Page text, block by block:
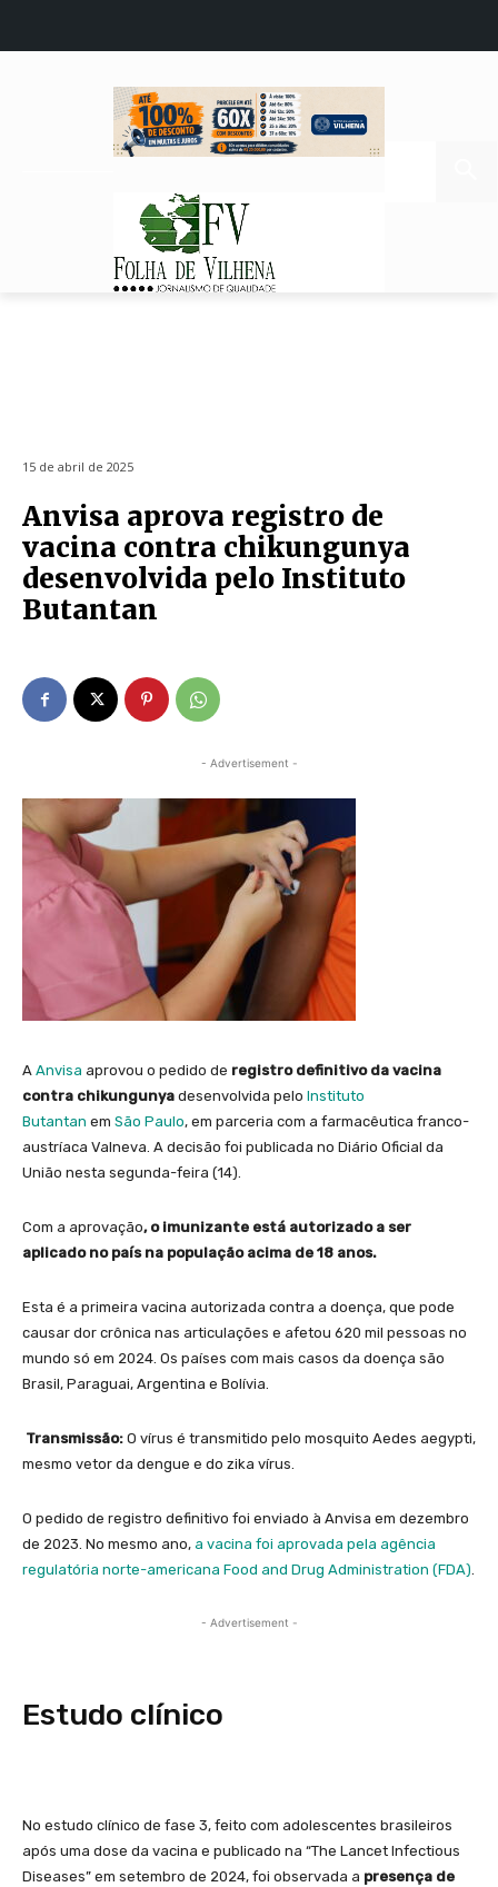
15 de abril de 2025
Anvisa aprova registro de
vacina contra chikungunya
desenvolvida pelo Instituto
Butantan
- Advertisement -
A Anvisa aprovou o pedido de registro definitivo da vacina
contra chikungunya desenvolvida pelo Instituto
Butantan em São Paulo, em parceria com a farmacêutica franco-
austríaca Valneva. A decisão foi publicada no Diário Oficial da
União nesta segunda-feira (14).
Com a aprovação, o imunizante está autorizado a ser
aplicado no país na população acima de 18 anos.
Esta é a primeira vacina autorizada contra a doença, que pode
causar dor crônica nas articulações e afetou 620 mil pessoas no
mundo só em 2024. Os países com mais casos da doença são
Brasil, Paraguai, Argentina e Bolívia.
Transmissão: O vírus é transmitido pelo mosquito Aedes aegypti,
mesmo vetor da dengue e do zika vírus.
O pedido de registro definitivo foi enviado à Anvisa em dezembro
de 2023. No mesmo ano, a vacina foi aprovada pela agência
regulatória norte-americana Food and Drug Administration (FDA).
- Advertisement -
Estudo clínico
No estudo clínico de fase 3, feito com adolescentes brasileiros
após uma dose da vacina e publicado na “The Lancet Infectious
Diseases” em setembro de 2024, foi observada a presença de